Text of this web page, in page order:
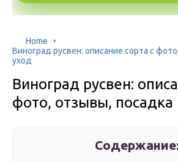
Home
Виноград русвен: описание сорта с
уход
Виноград русвен:
фото, отзывы, посадка